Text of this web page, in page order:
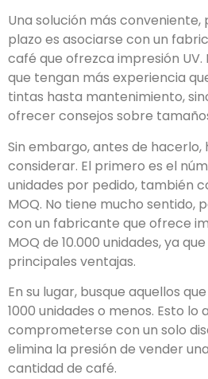
Una solución más
plazo es asociarse con un
café que ofrezca impresión UV.
que tengan más experiencia
tintas hasta mantenimiento,
ofrecer consejos sobre
Sin embargo, antes de hacerlo,
considerar. El primero es el
unidades por pedido, también
MOQ. No tiene mucho sentido,
con un fabricante que ofrece
MOQ de 10.000 unidades, ya
principales ventajas.
En su lugar, busque aquellos
1000 unidades o menos. Esto lo
comprometerse con un solo
elimina la presión de vender
cantidad de café.